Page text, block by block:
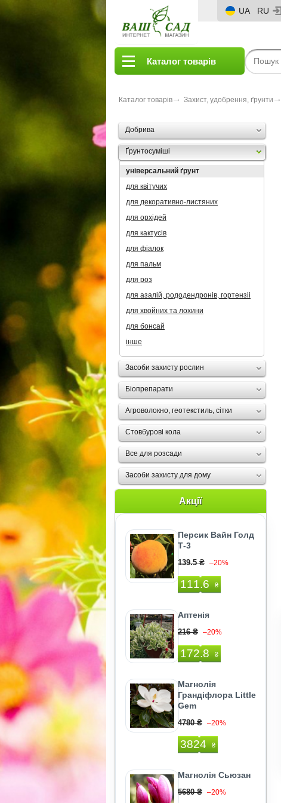
UA RU
Каталог товарів
Каталог товарів Захист, удобрення, ґрунти
Добрива
Ґрунтосуміші
універсальний ґрунт
для квітучих
для декоративно-листяних
для орхідей
для кактусів
для фіалок
для пальм
для роз
для азалій, рододендронів, гортензii
для хвойних та лохини
для бонсай
інше
Засоби захисту рослин
Біопрепарати
Агроволокно, геотекстиль, сітки
Стовбурові кола
Все для розсади
Засоби захисту для дому
Акції
Персик Вайн Голд
Т-3
139.5 ₴ –20%
111.6 ₴
Аптенія
216 ₴ –20%
172.8 ₴
Магнолія
Грандіфлора Little
Gem
4780 ₴ –20%
3824 ₴
Магнолія Сьюзан
5680 ₴ –20%